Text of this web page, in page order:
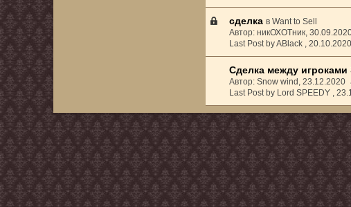
сделка вWant to Sell
Автор: никОХОТник,
Last Post by ABlack ,20.10.2020
Сделка между игроками
Автор: Snow wind, 23.12.2020
Last Post by Lord SPEEDY ,